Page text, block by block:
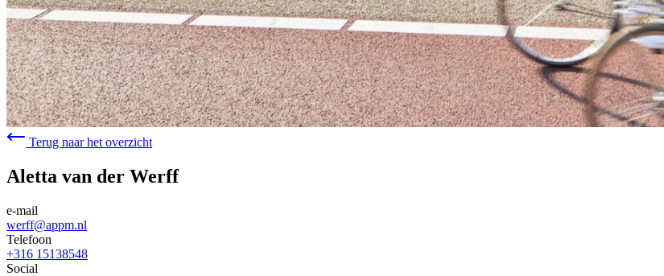
Terug naar het overzicht
Aletta van der Werff
e-mail
werff@appm.nl
Telefoon
+316 15138548
Social